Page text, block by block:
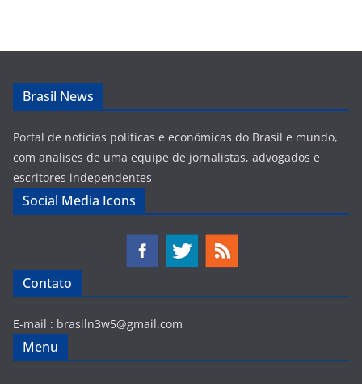
Brasil News
Portal de noticias politicas e econômicas do Brasil e mundo,
com analises de uma equipe de jornalistas, advogados e
escritores independentes
Social Media Icons
Contato
E-mail : brasiln3w5@gmail.com
Menu